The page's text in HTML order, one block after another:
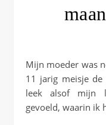
Mijn moeder was net 1 maand overleden toen ik als
11 jarig meisje de
leek alsof mijn
gevoeld, waarin ik